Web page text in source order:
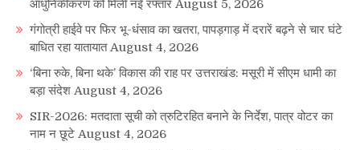
आधुनिकीकरण को मिली नई रफ्तार August 5, 2026
गंगोत्री हाईवे पर फिर भू-धंसाव का खतरा, पापड़गाड़ में दरारें बढ़ने से चार घंटे
बाधित रहा यातायात August 4, 2026
‘बिना रुके, बिना थके’ विकास की राह पर उत्तराखंड: मसूरी में सीएम धामी का
बड़ा संदेश August 4, 2026
SIR-2026: मतदाता सूची को त्रुटिरहित बनाने के निर्देश, पात्र वोटर का
नाम न छूटे August 4, 2026